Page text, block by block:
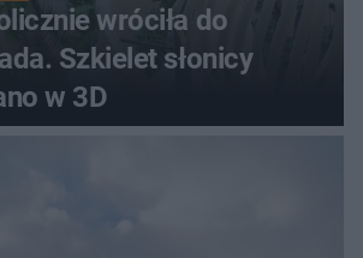
wróciła do
Szkielet słonicy
w 3D